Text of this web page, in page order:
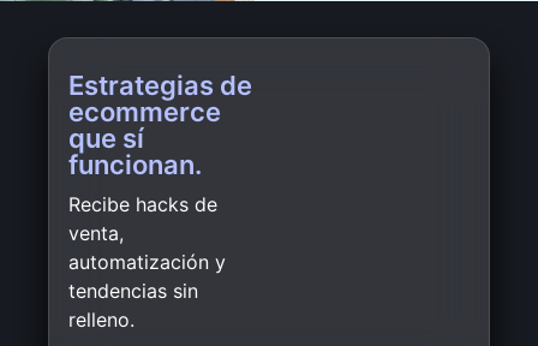
Estrategias de
ecommerce
que sí
funcionan.
Recibe hacks de
venta,
automatización y
tendencias sin
relleno.